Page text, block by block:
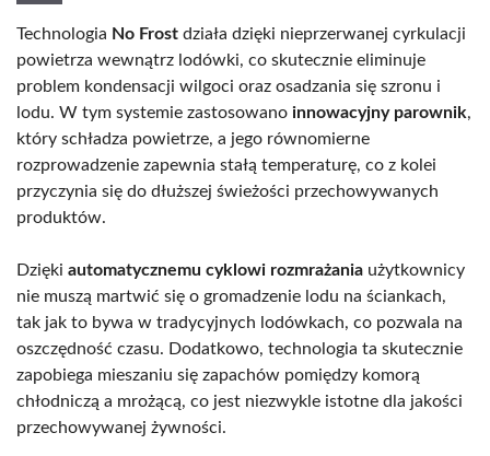
Technologia No Frost działa dzięki nieprzerwanej cyrkulacji
powietrza wewnątrz lodówki, co skutecznie eliminuje
problem kondensacji wilgoci oraz osadzania się szronu i
lodu. W tym systemie zastosowano innowacyjny parownik,
który schładza powietrze, a jego równomierne
rozprowadzenie zapewnia stałą temperaturę, co z kolei
przyczynia się do dłuższej świeżości przechowywanych
produktów.
Dzięki automatycznemu cyklowi rozmrażania użytkownicy
nie muszą martwić się o gromadzenie lodu na ściankach,
tak jak to bywa w tradycyjnych lodówkach, co pozwala na
oszczędność czasu. Dodatkowo, technologia ta skutecznie
zapobiega mieszaniu się zapachów pomiędzy komorą
chłodniczą a mrożącą, co jest niezwykle istotne dla jakości
przechowywanej żywności.